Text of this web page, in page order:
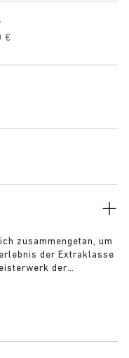
€
zusammengetan, um
der Extraklasse
der
Aktivitäten machen.
hochfunktionellen